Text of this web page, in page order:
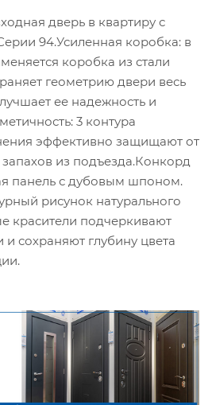
дверь в квартиру с
94.Усиленная коробка: в
коробка из стали
геометрию двери весь
ее надежность и
3 контура
эффективно защищают от
из подъезда.Конкорд
панель с дубовым шпоном.
рисунок натурального
красители подчеркивают
и сохраняют глубину цвета